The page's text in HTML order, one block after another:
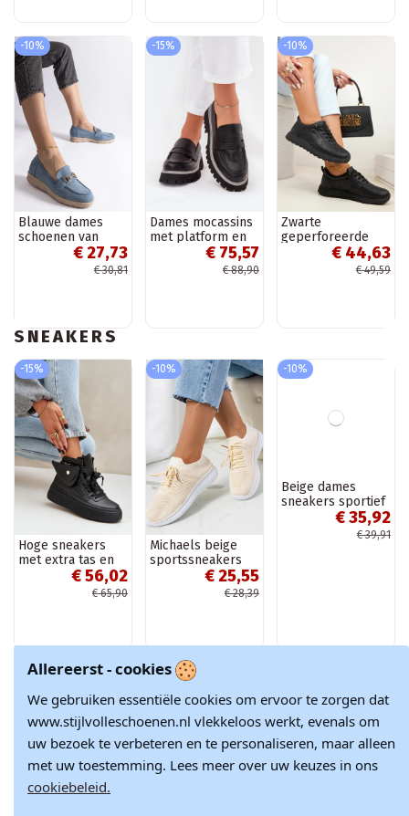
-10%
Blauwe dames
schoenen van
kunstsuède€ 27,73
€ 30,81
-15%
Dames mocassins
met platform en
platte hak „Big
Star NN274049"
€ 75,57
€ 88,90
-10%
Zwarte
geperforeerde
instap sportieve
schoenen SIone
€ 44,63
€ 49,59
SNEAKERS
-15%
Hoge sneakers
met extra tas en
platform zwarte
kleur Saramis
€ 56,02
€ 65,90
-10%
Michaels beige
sportssneakers
€ 25,55
€ 28,39
-10%
-15%
Nieuw
-10%
Allereerst - cookies
We gebruiken essentiële cookies om ervoor te zorgen dat
www.stijlvolleschoenen.nl vlekkeloos werkt, evenals om
uw bezoek te verbeteren en te personaliseren, maar alleen
met uw toestemming. Lees meer over uw keuzes in ons
cookiebeleid.